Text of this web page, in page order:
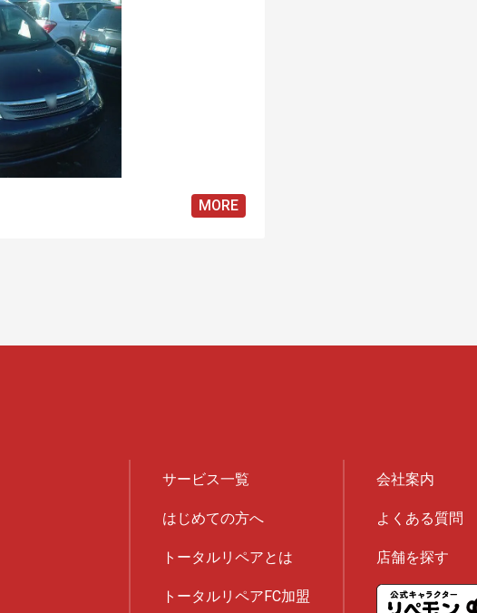
自動車内装修理
MORE
サービス一覧 会社案内
はじめての方へ よくある質問
トータルリペアとは 店舗を探す
トータルリペアFC加盟